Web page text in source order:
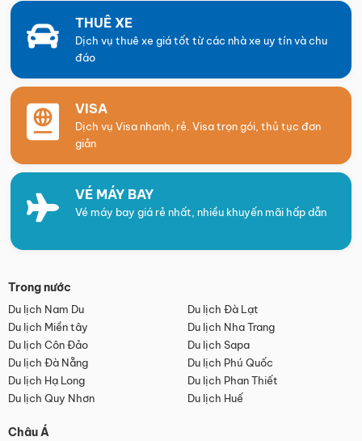
THUÊ XE
Dịch vụ thuê xe giá tốt từ các nhà xe uy tín và chu
đáo
VISA
Dịch vụ Visa nhanh, rẻ. Visa trọn gói, thủ tục đơn
giản
VÉ MÁY BAY
Vé máy bay giá rẻ nhất, nhiều khuyến mãi hấp dẫn
Trong nước
Du lịch Nam Du
Du lịch Đà Lạt
Du lịch Miền tây
Du lịch Nha Trang
Du lịch Côn Đảo
Du lịch Sapa
Du lịch Đà Nẵng
Du lịch Phú Quốc
Du lịch Hạ Long
Du lịch Phan Thiết
Du lịch Quy Nhơn
Du lịch Huế
Châu Á